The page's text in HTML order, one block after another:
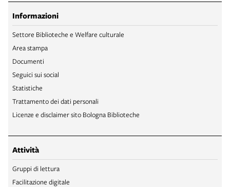
Informazioni
Settore Biblioteche e Welfare culturale
Area stampa
Documenti
Seguici sui social
Statistiche
Trattamento dei dati personali
Licenze e disclaimer sito Bologna Biblioteche
Attività
Gruppi di lettura
Facilitazione digitale